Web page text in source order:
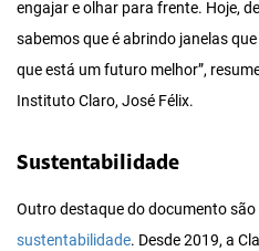
engajar e olhar para frente. Hoje,
sabemos que é abrindo janelas
que está um futuro melhor”,
Instituto Claro, José Félix.
Sustentabilidade
Outro destaque do documento são
sustentabilidade. Desde 2019, a